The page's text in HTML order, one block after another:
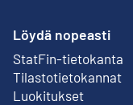
Löydä nopeasti
StatFin-tietokanta
Ulkoinen linkki
Tilastotietokannat
Luokitukset